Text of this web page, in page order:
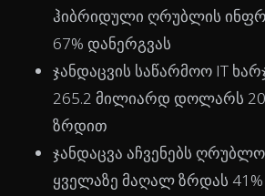
ჰიბრიდული ღრუბლის
67% დანერგვას
ჯანდაცვის საწარმოო IT
265.2 მილიარდ დოლარს
ზრდით
ჯანდაცვა აჩვენებს
ყველაზე მაღალ ზრდას